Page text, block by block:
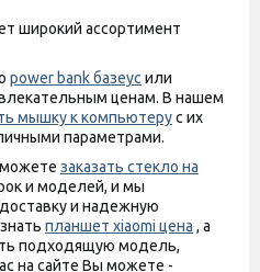
широкий ассортимент
power bank базеус или
ценам. В нашем
мышку к компьютерус их
параметрами.
заказать стекло на
и моделей, и мы
и надежную
планшет xiaomi цена , а
подходящую модель,
на сайте Вы можете -